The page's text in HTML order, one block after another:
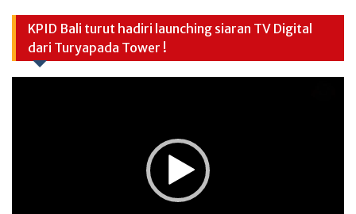
KPID Bali turut hadiri launching siaran TV Digital
dari Turyapada Tower !